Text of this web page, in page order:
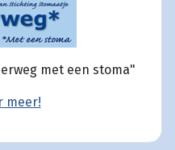
met een stoma"
meer!